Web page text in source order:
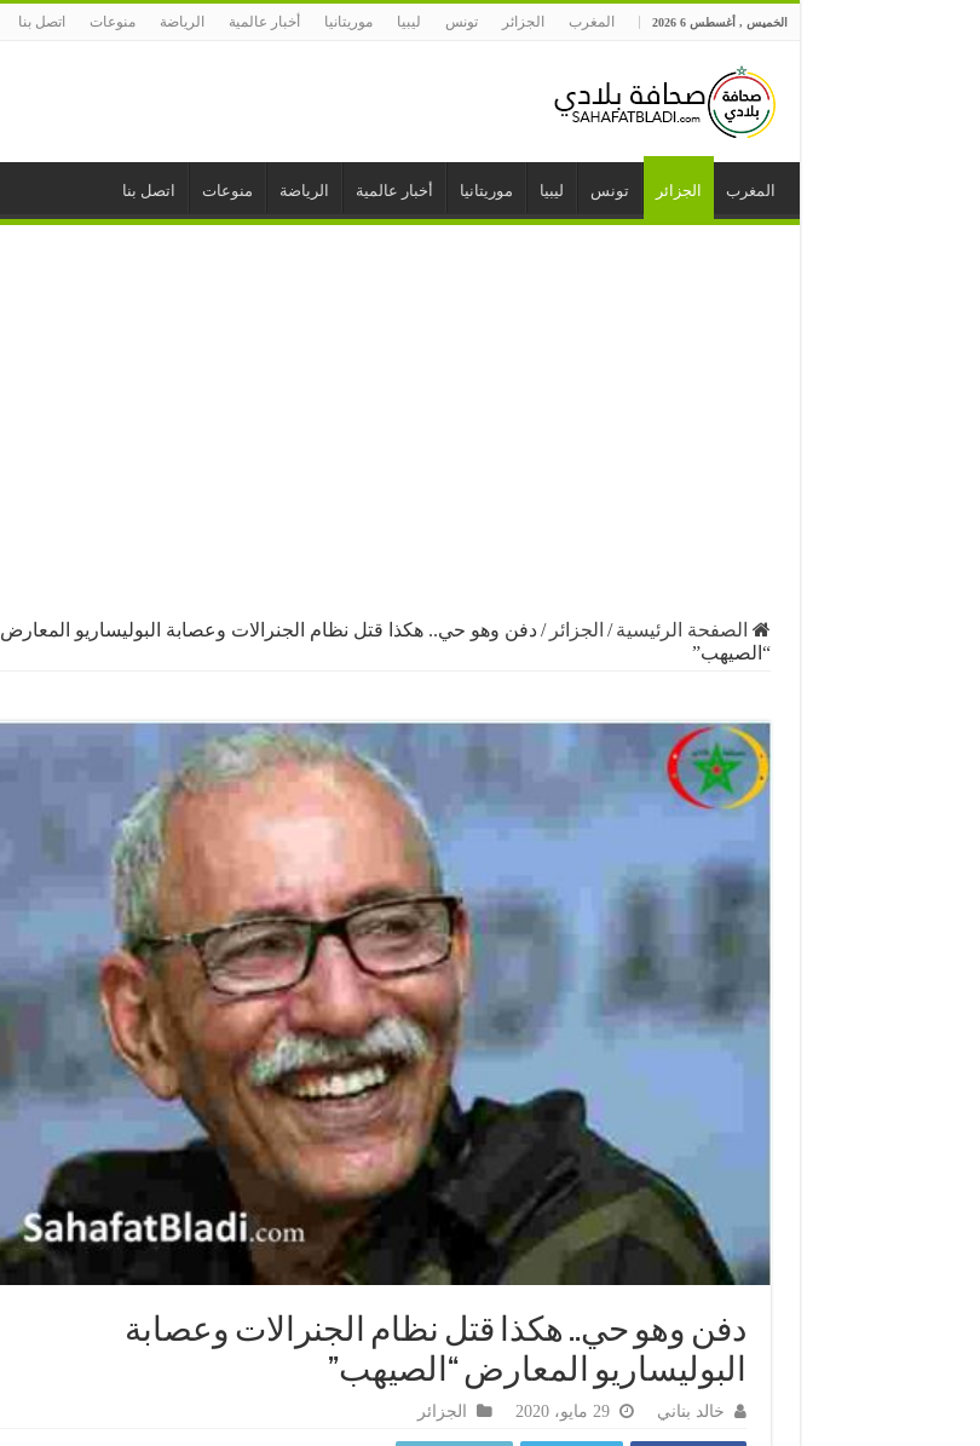
الخميس , أغسطس 6 2026 المغرب الجزائر تونس ليبيا موريتانيا أخبار عالمية الرياضة منوعات اتصل بنا
المغرب الجزائر تونس ليبيا موريتانيا أخبار عالمية الرياضة منوعات اتصل بنا
الصفحة الرئيسية / الجزائر / دفن وهو حي.. هكذا قتل نظام الجنرالات وعصابة البوليساريو المعارض
“الصيهب”
دفن وهو حي.. هكذا قتل نظام الجنرالات وعصابة
البوليساريو المعارض “الصيهب”
خالد بناني 29 مايو، 2020 الجزائر